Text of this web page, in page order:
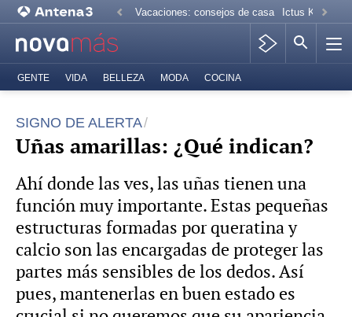
Vacaciones: consejos de casa Ictus Kiko
GENTE VIDA BELLEZA MODA COCINA
SIGNO DE ALERTA
Uñas amarillas: ¿Qué indican?
Ahí donde las ves, las uñas tienen una
función muy importante. Estas pequeñas
estructuras formadas por queratina y
calcio son las encargadas de proteger las
partes más sensibles de los dedos. Así
pues, mantenerlas en buen estado es